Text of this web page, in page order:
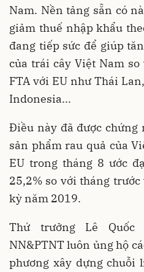
Nam. Nền tảng sẵn có
giảm thuế nhập khẩu
đang tiếp sức để giúp
của trái cây Việt Nam
FTA với EU như Thái
Indonesia...
Điều này đã được
sản phẩm rau quả của
EU trong tháng 8 ước
25,2% so với tháng
kỳ năm 2019.
Thứ trưởng Lê Quốc
NN&PTNT luôn ủng hộ
phương xây dựng chuỗi